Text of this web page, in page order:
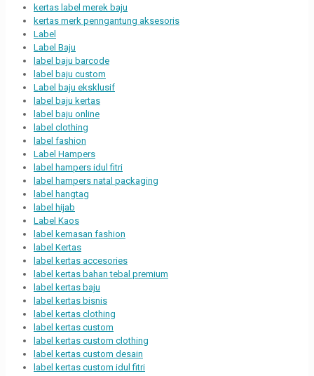
kertas label merek baju
kertas merk penngantung aksesoris
Label
Label Baju
label baju barcode
label baju custom
Label baju eksklusif
label baju kertas
label baju online
label clothing
label fashion
Label Hampers
label hampers idul fitri
label hampers natal packaging
label hangtag
label hijab
Label Kaos
label kemasan fashion
label Kertas
label kertas accesories
label kertas bahan tebal premium
label kertas baju
label kertas bisnis
label kertas clothing
label kertas custom
label kertas custom clothing
label kertas custom desain
label kertas custom idul fitri